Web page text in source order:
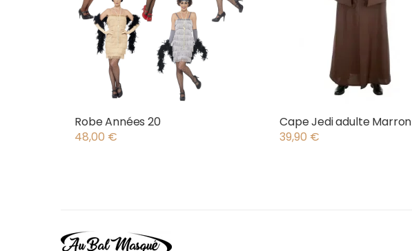
Robe Années 20
48,00 €
Cape Jedi adulte Marron
39,90 €